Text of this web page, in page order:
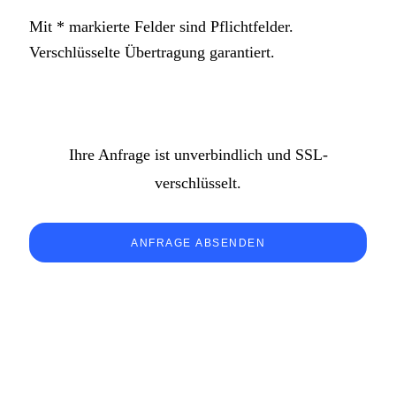
Mit * markierte Felder sind Pflichtfelder.
Verschlüsselte Übertragung garantiert.
Ihre Anfrage ist unverbindlich und SSL-
verschlüsselt.
ANFRAGE ABSENDEN